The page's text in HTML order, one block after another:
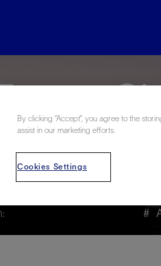
#
By clicking “Accept”, you agree to the
assist in our marketing efforts.
Cookies Settings